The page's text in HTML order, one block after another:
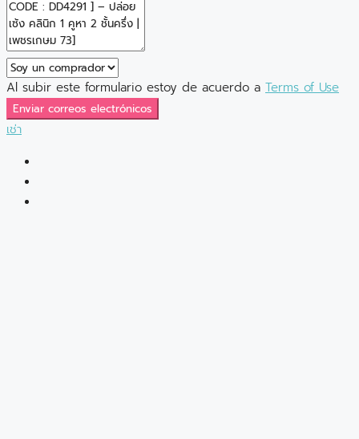
Al subir este formulario estoy de acuerdo a Terms of Use
Enviar correos electrónicos
เช่า